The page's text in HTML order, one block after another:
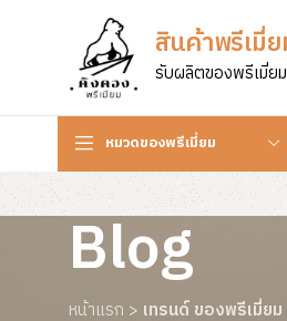
สินค้าพรีเมี่
รับผลิตของพรีเมี่ย
หมวดของพรีเมี่ยม
Blog
หน้าแรก > เทรนด์ ของพรีเมี่ย